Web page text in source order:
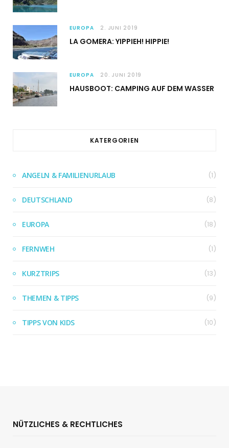
EUROPA 2. JUNI 2019
LA GOMERA: YIPPIEH! HIPPIE!
EUROPA 20. JUNI 2019
HAUSBOOT: CAMPING AUF DEM WASSER
KATERGORIEN
ANGELN & FAMILIENURLAUB (1)
DEUTSCHLAND (8)
EUROPA (18)
FERNWEH (1)
KURZTRIPS (13)
THEMEN & TIPPS (9)
TIPPS VON KIDS (10)
NÜTZLICHES & RECHTLICHES